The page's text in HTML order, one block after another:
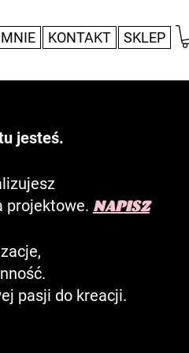
KONTAKT SKLEP
jesteś.
projektowe. NAPISZ
pasji do kreacji.